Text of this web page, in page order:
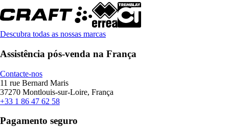
Descubra todas as nossas marcas
Assistência pós-venda na França
Contacte-nos
11 rue Bernard Maris
37270 Montlouis-sur-Loire, França
+33 1 86 47 62 58
Pagamento seguro